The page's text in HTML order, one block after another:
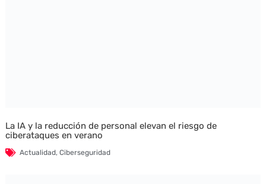
La IA y la reducción de personal elevan el riesgo de
ciberataques en verano
Actualidad, Ciberseguridad